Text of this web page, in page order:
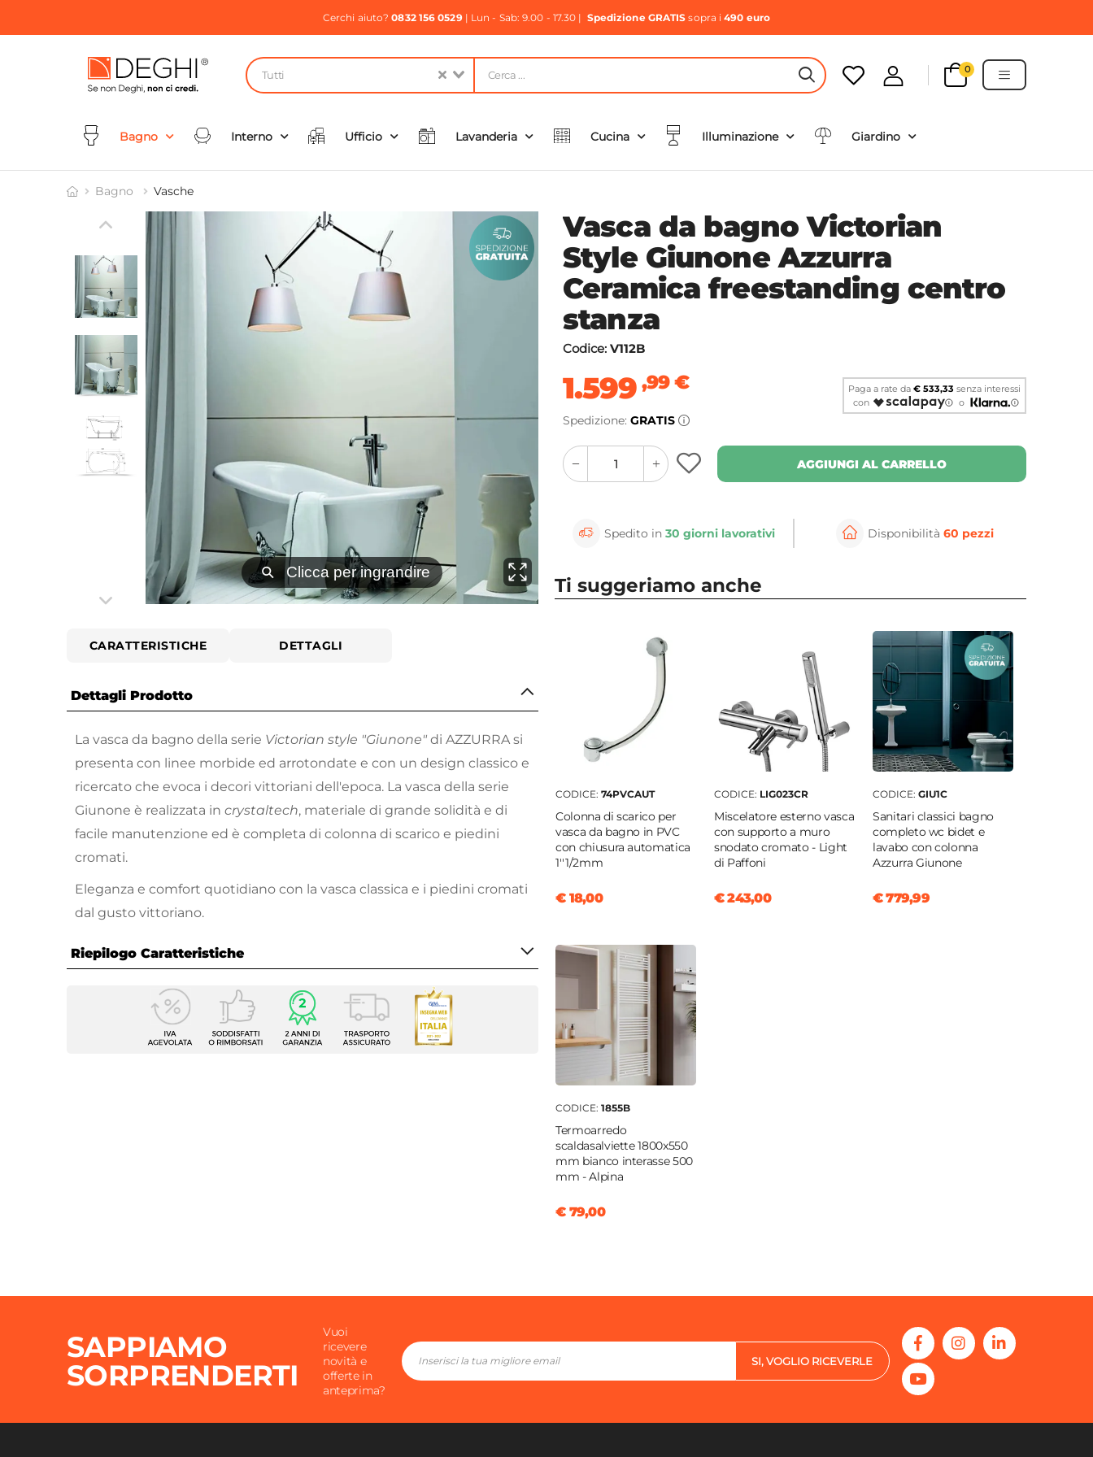
Cerchi aiuto?0832 156 0529| Lun - Sab: 9.00 - 17.30 | Spedizione GRATIS sopra i490 euro
Tutti HEADER SEARCH BUTTON
0
Bagno Interno Ufficio Lavanderia Cucina Illuminazione Giardino
Bagno Vasche
⚲ Clicca per ingrandire ⚲
CARATTERISTICHE DETTAGLI
Dettagli Prodotto
La vasca da bagno della serie Victorian style "Giunone" di AZZURRA si
presenta con linee morbide ed arrotondate e con un design classico e
ricercato che evoca i decori vittoriani dell'epoca. La vasca della serie
Giunone è realizzata in crystaltech, materiale di grande solidità e di
facile manutenzione ed è completa di colonna di scarico e piedini
cromati.
Eleganza e comfort quotidiano con la vasca classica e i piedini cromati
dal gusto vittoriano.
Riepilogo Caratteristiche
Caratteristiche
Vasca freestanding
Giunone
Vasca da bagno Victorian
Style Giunone Azzurra
Ceramica freestanding centro
stanza
Codice: V112B
1.599,99€
Spedizione: GRATIS
Paga a rate da€ 533,33 senza interessi
con
o
quantity
button
quantity
minus
button
AGGIUNGI AL CARRELLO
Spedito in30 giorni lavorativi Disponibilità 60 pezzi
Ti suggeriamo anche
CODICE: 74PVCAUT
Colonna di scarico per
vasca da bagno in PVC
con chiusura automatica
1''1/2mm
€ 18,00
CODICE: LIG023CR
Miscelatore esterno vasca
con supporto a muro
snodato cromato - Light
di Paffoni
€ 243,00
CODICE: GIU1C
Sanitari classici bagno
completo wc bidet e
lavabo con colonna
Azzurra Giunone
€ 779,99
CODICE: 1855B
Termoarredo
scaldasalviette 1800x550
mm bianco interasse 500
mm - Alpina
€ 79,00
SAPPIAMO
SORPRENDERTI
Vuoi
ricevere
novità e
offerte in
anteprima?
SI, VOGLIO RICEVERLE